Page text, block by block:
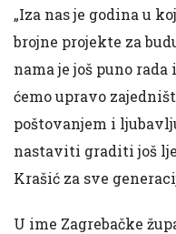
„Iza nas je godina u
brojne projekte za
nama je još puno
ćemo upravo
poštovanjem i
nastaviti graditi još
Krašić za sve
U ime Zagrebačke